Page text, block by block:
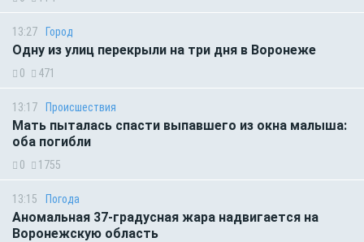
13:27 Город
Одну из улиц перекрыли на три дня в Воронеже
0 471
13:17 Происшествия
Мать пыталась спасти выпавшего из окна малыша:
оба погибли
0 1755
13:15 Погода
Аномальная 37-градусная жара надвигается на
Воронежскую область